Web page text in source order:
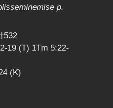
p.
19 (T) 1Tm 5:22-
(K)